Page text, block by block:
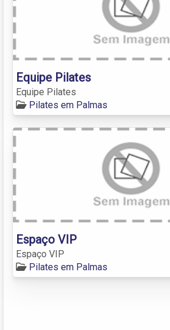
Equipe Pilates
Equipe Pilates
Pilates em Palmas
Espaço VIP
Espaço VIP
Pilates em Palmas